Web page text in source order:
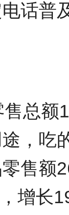
话普
总额
，吃
售额
增长